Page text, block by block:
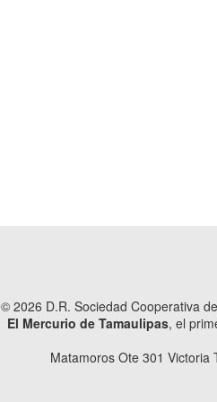
© 2026 D.R. Sociedad Cooperativa
El Mercurio de Tamaulipas, el
Matamoros Ote 301 Victoria